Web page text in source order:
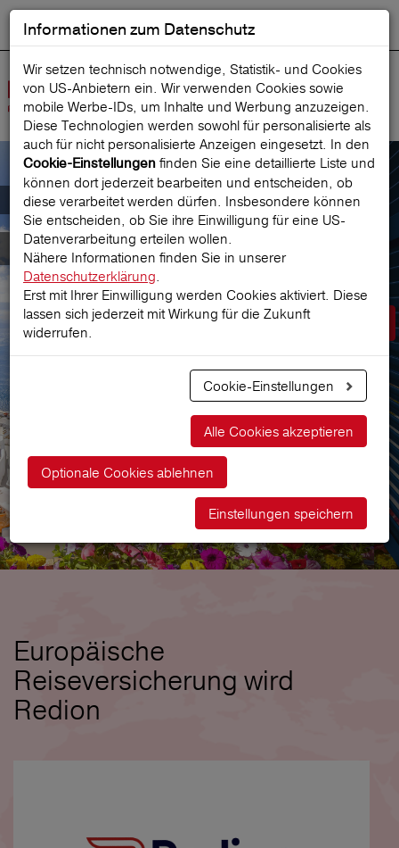
Suche starten
Der österreichische Marktführer für
Reiseversicherungen
Prämie berechnen
Europäische
Reiseversicherung wird
Redion
Informationen zum Datenschutz
Wir setzen technisch notwendige, Statistik- und Cookies
von US-Anbietern ein. Wir verwenden Cookies sowie
mobile Werbe‑IDs, um Inhalte und Werbung anzuzeigen.
Diese Technologien werden sowohl für personalisierte als
auch für nicht personalisierte Anzeigen eingesetzt. In den
Cookie-Einstellungen finden Sie eine detaillierte Liste und
können dort jederzeit bearbeiten und entscheiden, ob
diese verarbeitet werden dürfen. Insbesondere können
Sie entscheiden, ob Sie ihre Einwilligung für eine US-
Datenverarbeitung erteilen wollen.
Nähere Informationen finden Sie in unserer
Datenschutzerklärung.
Erst mit Ihrer Einwilligung werden Cookies aktiviert. Diese
lassen sich jederzeit mit Wirkung für die Zukunft
widerrufen.
Cookie-Einstellungen
Alle Cookies akzeptieren
Optionale Cookies ablehnen
Einstellungen speichern